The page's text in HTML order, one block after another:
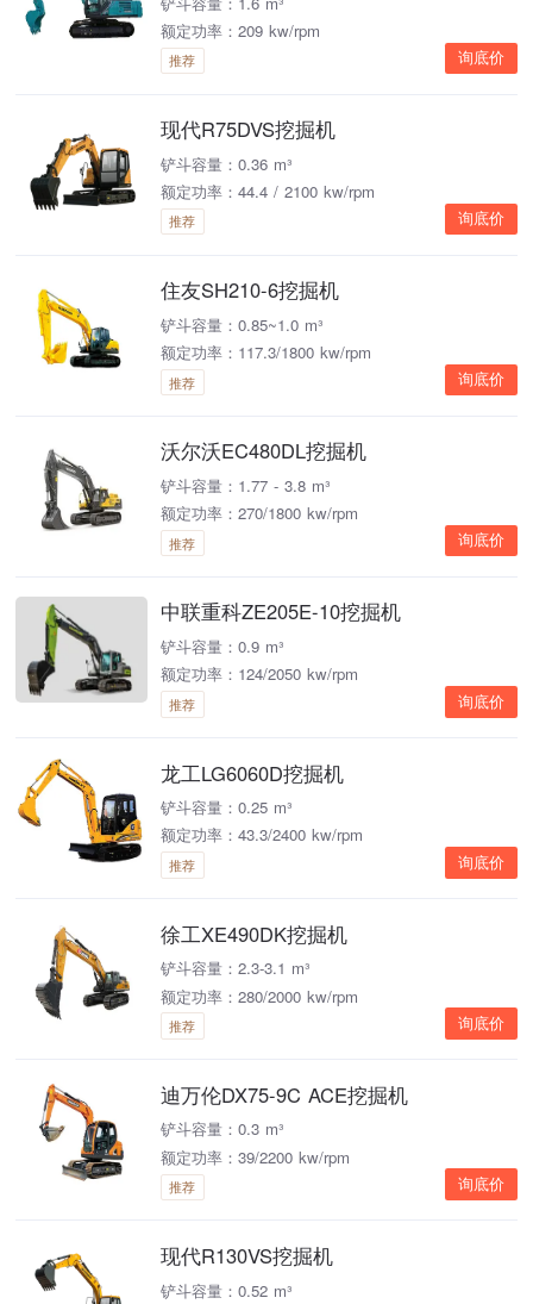
额定功率：209 kw/rpm
推荐 询底价
现代R75DVS挖掘机
铲斗容量：0.36 m³
额定功率：44.4 / 2100 kw/rpm
推荐 询底价
住友SH210-6挖掘机
铲斗容量：0.85~1.0 m³
额定功率：117.3/1800 kw/rpm
推荐 询底价
沃尔沃EC480DL挖掘机
铲斗容量：1.77 - 3.8 m³
额定功率：270/1800 kw/rpm
推荐 询底价
中联重科ZE205E-10挖掘机
铲斗容量：0.9 m³
额定功率：124/2050 kw/rpm
推荐 询底价
龙工LG6060D挖掘机
铲斗容量：0.25 m³
额定功率：43.3/2400 kw/rpm
推荐 询底价
徐工XE490DK挖掘机
铲斗容量：2.3-3.1 m³
额定功率：280/2000 kw/rpm
推荐 询底价
迪万伦DX75-9C ACE挖掘机
铲斗容量：0.3 m³
额定功率：39/2200 kw/rpm
推荐 询底价
现代R130VS挖掘机
铲斗容量：0.52 m³